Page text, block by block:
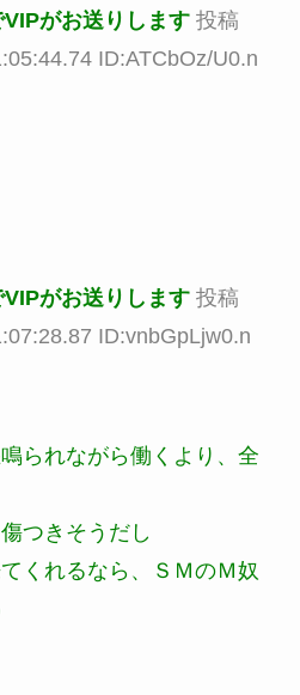
がお送りします 投稿
ID:ATCbOz/U0.n
がお送りします 投稿
ID:vnbGpLjw0.n
られながら働くより、全
つきそうだし
くれるなら、ＳＭのＭ奴